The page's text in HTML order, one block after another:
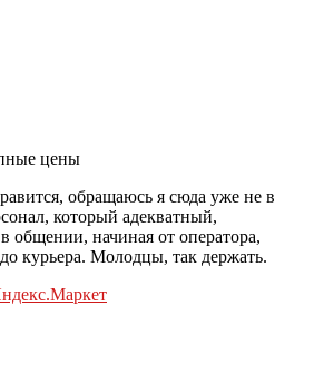
цены
обращаюсь я сюда уже не в
который адекватный,
общении, начиная от оператора,
курьера. Молодцы, так держать.